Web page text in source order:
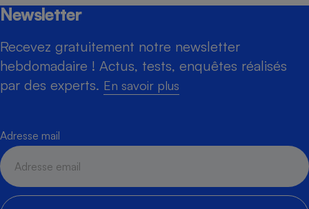
Newsletter
Recevez gratuitement notre newsletter
hebdomadaire ! Actus, tests, enquêtes réalisés
par des experts. En savoir plus
Adresse mail